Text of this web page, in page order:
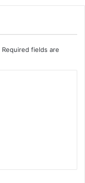
Required fields are